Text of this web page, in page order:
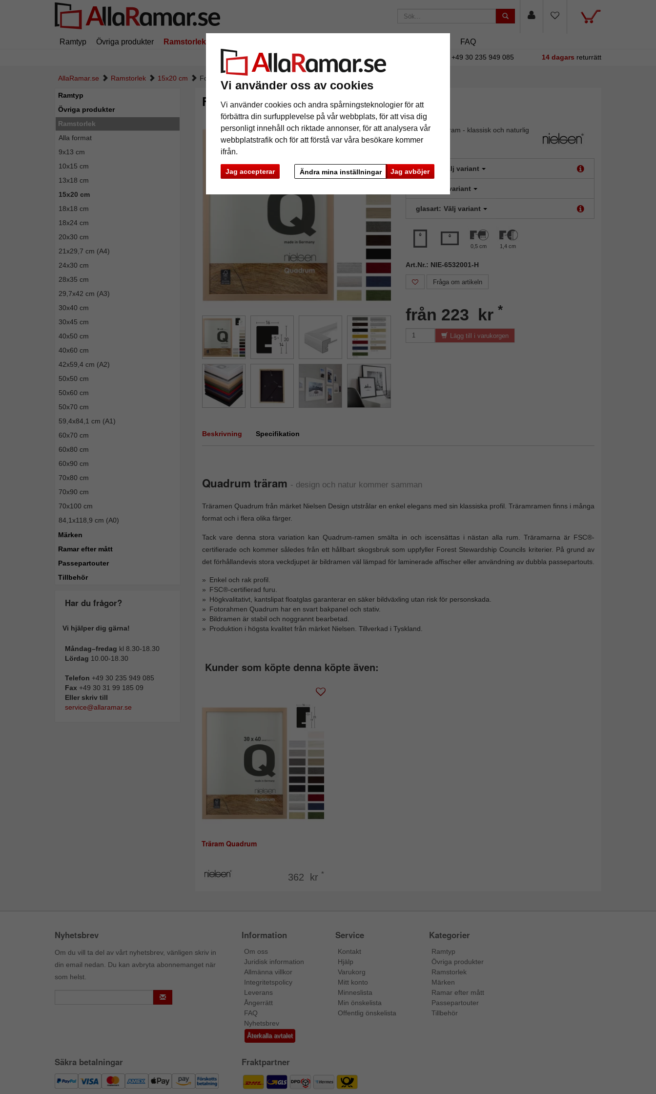
Vi använder oss av cookies
Vi använder cookies och andra spårningsteknologier för att
förbättra din surfupplevelse på vår webbplats, för att visa dig
personligt innehåll och riktade annonser, för att analysera vår
webbplatstrafik och för att förstå var våra besökare kommer
ifrån.
Jag accepterar Jag avböjer
Ändra mina inställningar
Ramtyp Övriga produkter Ramstorlek FAQ
195 kr i leveranskostnad. Oavsett hur mycket du beställer. +49 30 235 949 085 14 dagars returrätt
AllaRamar.se Ramstorlek 15x20 cm Fotoram Quadrum
Ramtyp
Övriga produkter
Ramstorlek
Alla format
9x13 cm
10x15 cm
13x18 cm
15x20 cm
18x18 cm
18x24 cm
20x30 cm
21x29,7 cm (A4)
24x30 cm
28x35 cm
29,7x42 cm (A3)
30x40 cm
30x45 cm
40x50 cm
40x60 cm
42x59,4 cm (A2)
50x50 cm
50x60 cm
50x70 cm
59,4x84,1 cm (A1)
60x70 cm
60x80 cm
60x90 cm
70x80 cm
70x90 cm
70x100 cm
84,1x118,9 cm (A0)
Märken
Ramar efter mått
Passepartouter
Tillbehör
Har du frågor?
Vi hjälper dig gärna!
Måndag–fredag kl 8.30-18.30
Lördag 10.00-18.30
Telefon +49 30 235 949 085
Fax +49 30 31 99 185 09
Eller skriv till
service@allaramar.se
Fotoram Quadrum
Quadrum fotoram - klassisk och naturlig
format: Välj variant
Välj variant
glasart: Välj variant
0,5 cm 1,4 cm
Art.Nr.: NIE-6532001-H
Fråga om artikeln
från 223 kr *
Lägg till i varukorgen
Beskrivning Specifikation
Quadrum träram - design och natur kommer samman
Träramen Quadrum från märket Nielsen Design utstrålar en enkel elegans med sin klassiska profil. Träramramen finns i många
format och i flera olika färger.
Tack vare denna stora variation kan Quadrum-ramen smälta in och iscensättas i nästan alla rum. Träramarna är FSC®-
certifierade och kommer således från ett hållbart skogsbruk som uppfyller Forest Stewardship Councils kriterier. På grund av
det förhållandevis stora veckdjupet är bildramen väl lämpad för laminerade affischer eller användning av dubbla passepartouts.
Enkel och rak profil.
FSC®-certifierad furu.
Högkvalitativt, kantslipat floatglas garanterar en säker bildväxling utan risk för personskada.
Fotorahmen Quadrum har en svart bakpanel och stativ.
Bildramen är stabil och noggrannt bearbetad.
Produktion i högsta kvalitet från märket Nielsen. Tillverkad i Tyskland.
Kunder som köpte denna köpte även:
Träram Quadrum
362 kr *
Nyhetsbrev
Om du vill ta del av vårt nyhetsbrev, vänligen skriv in
din email nedan. Du kan avbryta abonnemanget när
som helst.
Information
Om oss
Juridisk information
Allmänna villkor
Integritetspolicy
Leverans
Ångerrätt
FAQ
Nyhetsbrev
Återkalla avtalet
Service
Kontakt
Hjälp
Varukorg
Mitt konto
Minneslista
Min önskelista
Offentlig önskelista
Kategorier
Ramtyp
Övriga produkter
Ramstorlek
Märken
Ramar efter mått
Passepartouter
Tillbehör
Säkra betalningar Fraktpartner